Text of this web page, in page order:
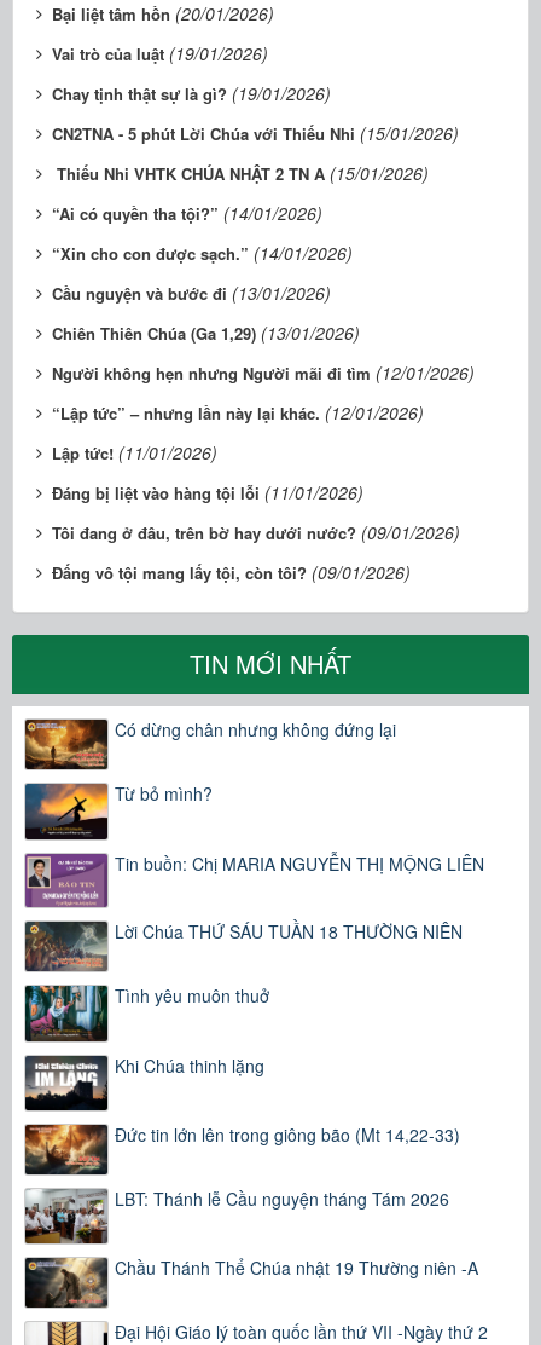
Bại liệt tâm hồn (20/01/2026)
Vai trò của luật (19/01/2026)
Chay tịnh thật sự là gì? (19/01/2026)
CN2TNA - 5 phút Lời Chúa với Thiếu Nhi (15/01/2026)
Thiếu Nhi VHTK CHÚA NHẬT 2 TN A (15/01/2026)
“Ai có quyền tha tội?” (14/01/2026)
“Xin cho con được sạch.” (14/01/2026)
Cầu nguyện và bước đi (13/01/2026)
Chiên Thiên Chúa (Ga 1,29) (13/01/2026)
Người không hẹn nhưng Người mãi đi tìm (12/01/2026)
“Lập tức” – nhưng lần này lại khác. (12/01/2026)
Lập tức! (11/01/2026)
Đáng bị liệt vào hàng tội lỗi (11/01/2026)
Tôi đang ở đâu, trên bờ hay dưới nước? (09/01/2026)
Đấng vô tội mang lấy tội, còn tôi? (09/01/2026)
TIN MỚI NHẤT
Có dừng chân nhưng không đứng lại
Từ bỏ mình?
Tin buồn: Chị MARIA NGUYỄN THỊ MỘNG LIÊN
Lời Chúa THỨ SÁU TUẦN 18 THƯỜNG NIÊN
Tình yêu muôn thuở
Khi Chúa thinh lặng
Đức tin lớn lên trong giông bão (Mt 14,22-33)
LBT: Thánh lễ Cầu nguyện tháng Tám 2026
Chầu Thánh Thể Chúa nhật 19 Thường niên -A
Đại Hội Giáo lý toàn quốc lần thứ VII -Ngày thứ 2